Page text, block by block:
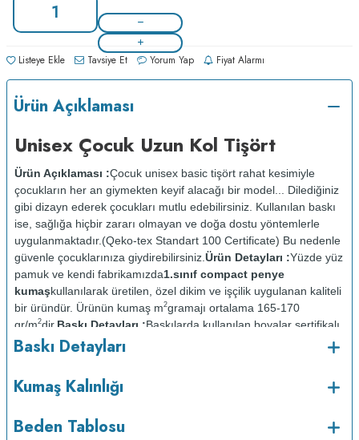
Listeye Ekle Tavsiye Et Yorum Yap Fiyat Alarmı
Ürün Açıklaması
Unisex Çocuk Uzun Kol Tişört
Ürün Açıklaması :Çocuk unisex basic tişört rahat kesimiyle
çocukların her an giymekten keyif alacağı bir model... Dilediğiniz
gibi dizayn ederek çocukları mutlu edebilirsiniz. Kullanılan baskı
ise, sağlığa hiçbir zararı olmayan ve doğa dostu yöntemlerle
uygulanmaktadır.(Qeko-tex Standart 100 Certificate) Bu nedenle
güvenle çocuklarınıza giydirebilirsiniz. Ürün Detayları :Yüzde yüz
pamuk ve kendi fabrikamızda1.sınıf compact penye
kumaşkullanılarak üretilen, özel dikim ve işçilik uygulanan kaliteli
bir üründür. Ürünün kumaş m2gramajı ortalama 165-170
gr/m2dir. Baskı Detayları :Baskılarda kullanılan boyalar sertifikalı
ve güvenlidir; insan sağlığına zarar vermez.
maksimum 30 de ve tersten yıkanır.
Baskı Detayları
Kumaş Kalınlığı
Beden Tablosu